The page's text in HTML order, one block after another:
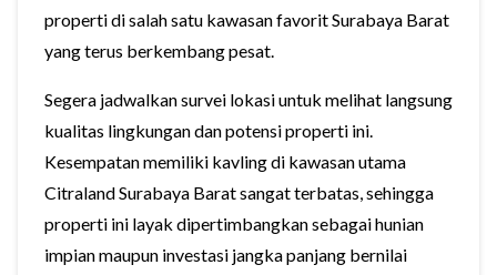
properti di salah satu kawasan favorit Surabaya Barat
yang terus berkembang pesat.
Segera jadwalkan survei lokasi untuk melihat langsung
kualitas lingkungan dan potensi properti ini.
Kesempatan memiliki kavling di kawasan utama
Citraland Surabaya Barat sangat terbatas, sehingga
properti ini layak dipertimbangkan sebagai hunian
impian maupun investasi jangka panjang bernilai